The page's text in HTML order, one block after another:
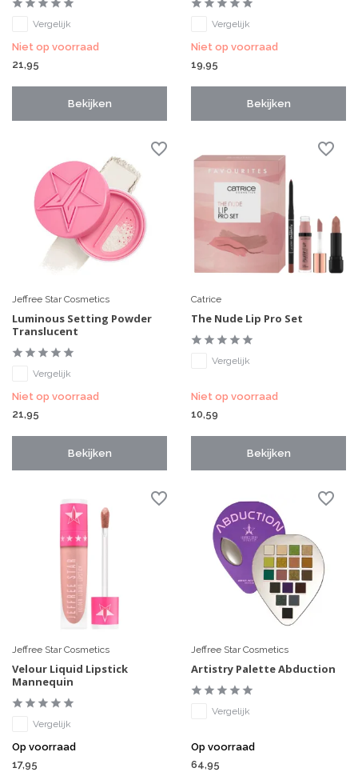
Vergelijk
Niet op voorraad
21,95
Bekijken
Vergelijk
Niet op voorraad
19,95
Bekijken
Jeffree Star Cosmetics
Luminous Setting Powder
Translucent
Vergelijk
Niet op voorraad
21,95
Bekijken
Catrice
The Nude Lip Pro Set
Vergelijk
Niet op voorraad
10,59
Bekijken
Jeffree Star Cosmetics
Velour Liquid Lipstick
Mannequin
Vergelijk
Op voorraad
17,95
Jeffree Star Cosmetics
Artistry Palette Abduction
Vergelijk
Op voorraad
64,95